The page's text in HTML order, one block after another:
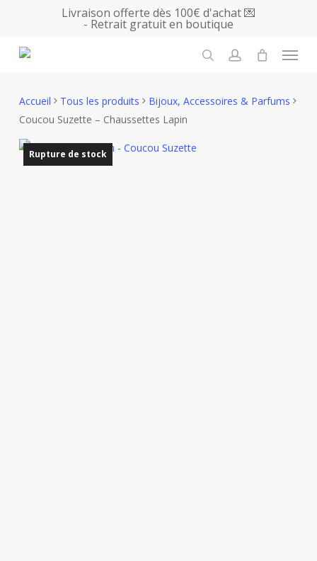
main
Livraison offerte dès 100€ d'achat 💌
- Retrait gratuit en boutique
Menu
Accueil Tous les produits
Bijoux, Accessoires & Parfums
Coucou Suzette – Chaussettes Lapin
Rupture de stock